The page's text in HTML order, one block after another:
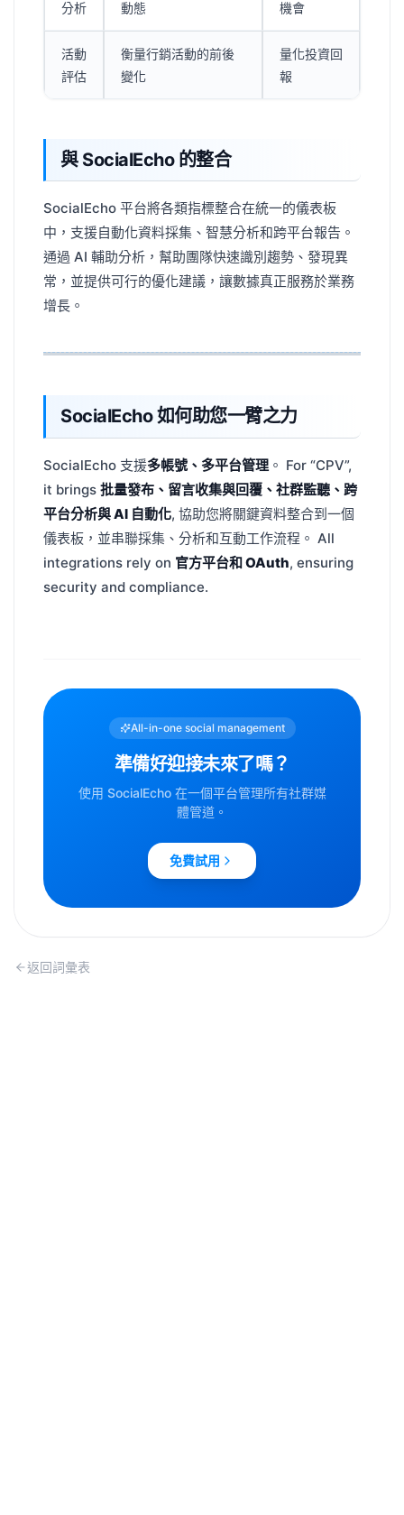
分析 動態 機會
活動
評估
衡量行銷活動的前後
變化
量化投資回
報
與 SocialEcho 的整合
SocialEcho 平台將各類指標整合在統一的儀表板
中，支援自動化資料採集、智慧分析和跨平台報告。
通過 AI 輔助分析，幫助團隊快速識別趨勢、發現異
常，並提供可行的優化建議，讓數據真正服務於業務
增長。
SocialEcho 如何助您一臂之力
SocialEcho 支援多帳號、多平台管理 。 For “CPV”,
it brings 批量發布、留言收集與回覆、社群監聽、跨
平台分析與 AI 自動化, 協助您將關鍵資料整合到一個
儀表板，並串聯採集、分析和互動工作流程。 All
integrations rely on 官方平台和 OAuth, ensuring
security and compliance.
All-in-one social management
準備好迎接未來了嗎？
使用 SocialEcho 在一個平台管理所有社群媒
體管道。
免費試用
返回詞彙表